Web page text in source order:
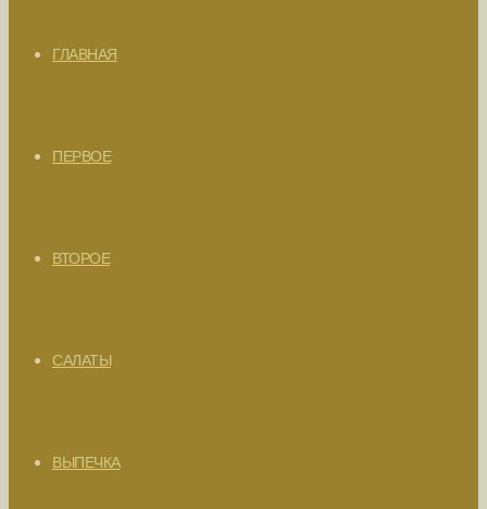
ГЛАВНАЯ
ПЕРВОЕ
ВТОРОЕ
САЛАТЫ
ВЫПЕЧКА